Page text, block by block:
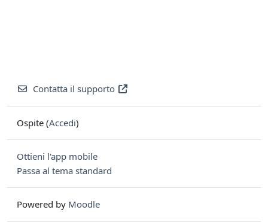
Contatta il supporto
Ospite (Accedi)
Ottieni l'app mobile
Passa al tema standard
Powered by Moodle